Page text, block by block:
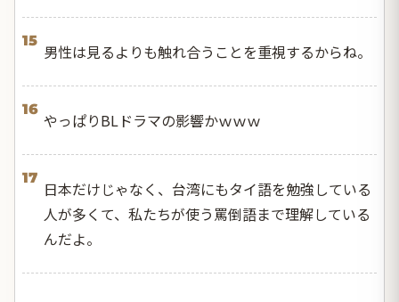
15
男性は見るよりも触れ合うことを重視するからね。
16
やっぱりBLドラマの影響かｗｗｗ
17
日本だけじゃなく、台湾にもタイ語を勉強している
人が多くて、私たちが使う罵倒語まで理解している
んだよ。